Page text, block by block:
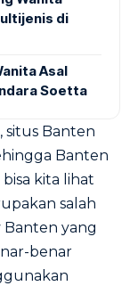
di
Asal
Soetta
situs Banten
Banten
kita lihat
salah
yang
benar